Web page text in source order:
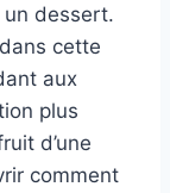
un dessert.
cette
aux
plus
d’une
comment